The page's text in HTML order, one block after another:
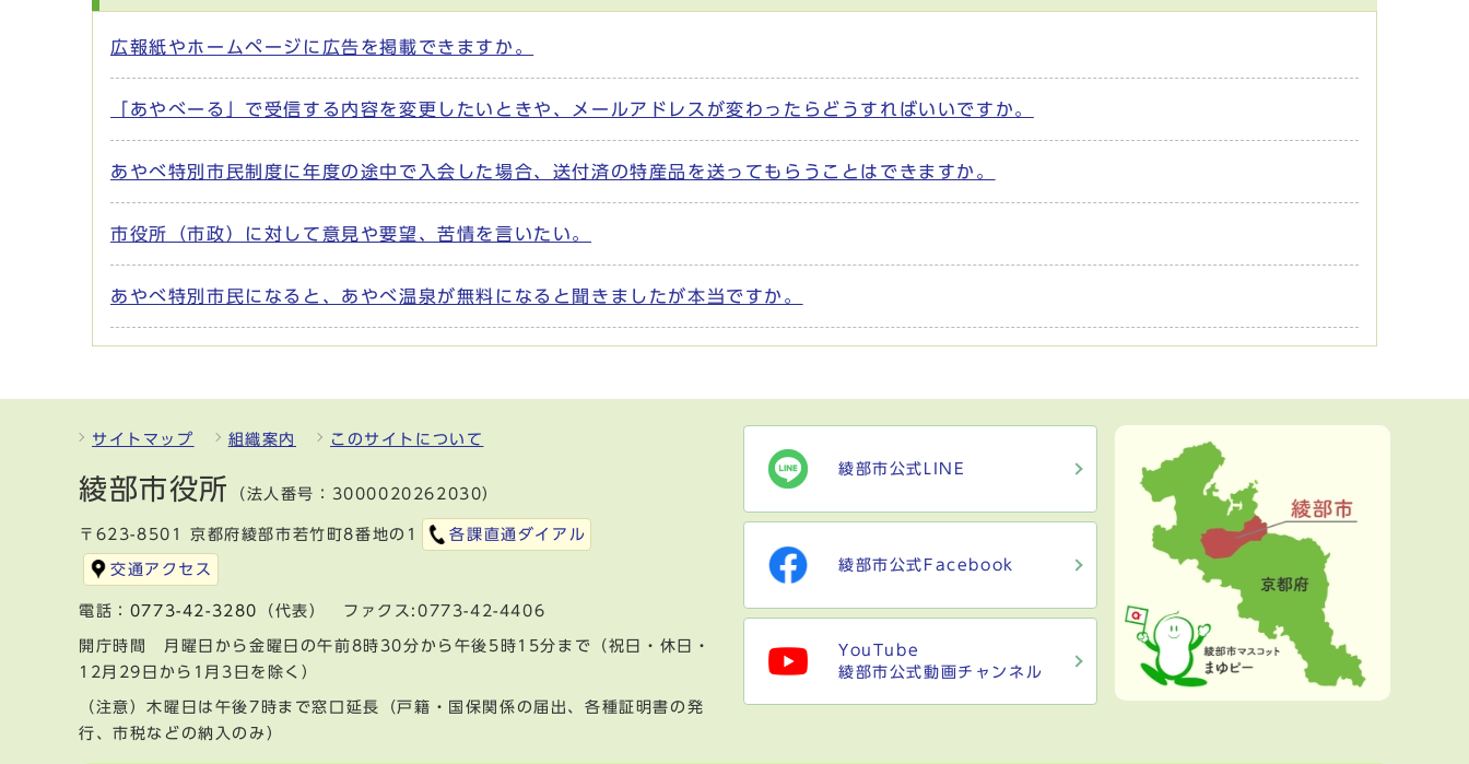
広報紙やホームページに広告を掲載できますか。
「あやべーる」で受信する内容を変更したいときや、メールアドレスが変わったらどうすればいいですか。
あやべ特別市民制度に年度の途中で入会した場合、送付済の特産品を送ってもらうことはできますか。
市役所（市政）に対して意見や要望、苦情を言いたい。
あやべ特別市民になると、あやべ温泉が無料になると聞きましたが本当ですか。
サイトマップ 組織案内 このサイトについて
綾部市役所 （法人番号：3000020262030）
〒623-8501 京都府綾部市若竹町8番地の1 各課直通ダイアル
交通アクセス
電話： 0773-42-3280 （代表） ファクス:0773-42-4406
開庁時間 月曜日から金曜日の午前8時30分から午後5時15分まで（祝日・休日・
12月29日から1月3日を除く）
（注意）木曜日は午後7時まで窓口延長（戸籍・国保関係の届出、各種証明書の発
行、市税などの納入のみ）
綾部市公式LINE
綾部市公式Facebook
YouTube
綾部市公式動画チャンネル